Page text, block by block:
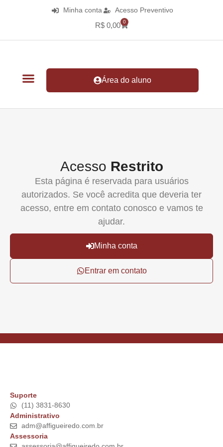
Minha conta Acesso Preventivo
R$ 0,00 0
Área do aluno
Acesso Restrito
Esta página é reservada para usuários
autorizados. Se você acredita que deveria ter
acesso, entre em contato conosco e vamos te
ajudar.
Minha conta
Entrar em contato
Suporte
(11) 3831-8630
Administrativo
adm@affigueiredo.com.br
Assessoria